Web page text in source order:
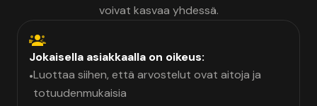
voivat kasvaa yhdessä.
Jokaisella asiakkaalla on oikeus:
•Luottaa siihen, että arvostelut ovat aitoja ja
totuudenmukaisia